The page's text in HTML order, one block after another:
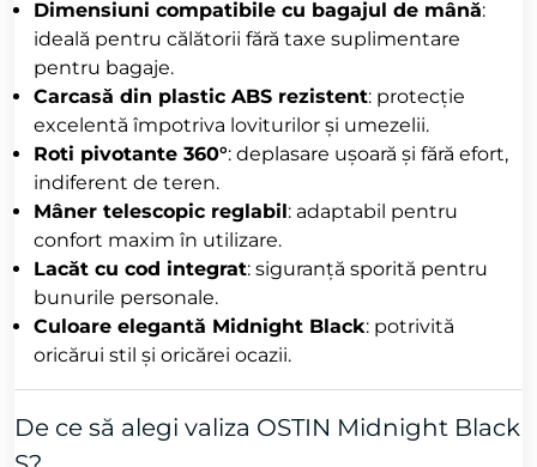
Dimensiuni compatibile cu bagajul de mână:
ideală pentru călătorii fără taxe suplimentare
pentru bagaje.
Carcasă din plastic ABS rezistent: protecție
excelentă împotriva loviturilor și umezelii.
Roti pivotante 360°: deplasare ușoară și fără efort,
indiferent de teren.
Mâner telescopic reglabil: adaptabil pentru
confort maxim în utilizare.
Lacăt cu cod integrat: siguranță sporită pentru
bunurile personale.
Culoare elegantă Midnight Black: potrivită
oricărui stil și oricărei ocazii.
De ce să alegi valiza OSTIN Midnight Black